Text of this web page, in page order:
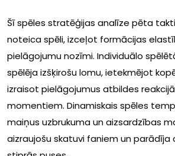
Šī spēles stratēģijas analīze pēta
noteica spēli, izceļot formācijas
pielāgojumu nozīmi. Individuālo
spēlēja izšķirošu lomu, ietekmējot
izraisot pielāgojumus atbildes
momentiem. Dinamiskais spēles
maiņus uzbrukuma un aizsardzības
aizraujošu skatuvi faniem un parādīja